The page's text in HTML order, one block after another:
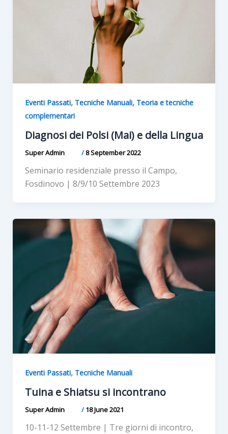
Eventi Passati, Tecniche Manuali, Teoria e tecniche
complementari
Diagnosi dei Polsi (Mai) e della Lingua
Super Admin /8 September 2022
Seminario residenziale presso il Campo,
Fosdinovo | 8/9/10 Settembre 2023
Eventi Passati, Tecniche Manuali
Tuina e Shiatsu si incontrano
Super Admin /18 June 2021
10-11-12 Settembre | Tre giorni di incontro,